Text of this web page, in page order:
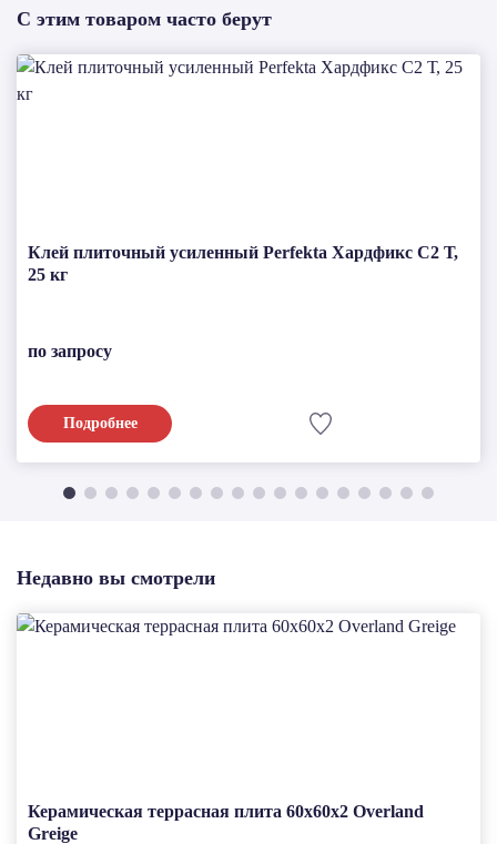
С этим товаром часто берут
Клей плиточный усиленный Perfekta Хардфикс C2 Т,
25 кг
по запросу
Подробнее
Недавно вы смотрели
Керамическая террасная плита 60x60x2 Overland
Greige